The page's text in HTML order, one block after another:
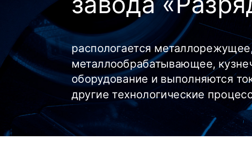
распологается
металлообрабатывающее,
оборудование и выполняются
другие технологические